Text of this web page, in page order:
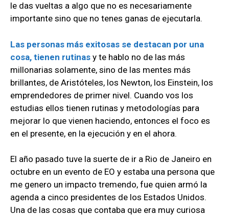
le das vueltas a algo que no es necesariamente
importante sino que no tenes ganas de ejecutarla.
Las personas más exitosas se destacan por una
cosa, tienen rutinas y te hablo no de las más
millonarias solamente, sino de las mentes más
brillantes, de Aristóteles, los Newton, los Einstein, los
emprendedores de primer nivel. Cuando vos los
estudias ellos tienen rutinas y metodologías para
mejorar lo que vienen haciendo, entonces el foco es
en el presente, en la ejecución y en el ahora.
El año pasado tuve la suerte de ir a Rio de Janeiro en
octubre en un evento de EO y estaba una persona que
me genero un impacto tremendo, fue quien armó la
agenda a cinco presidentes de los Estados Unidos.
Una de las cosas que contaba que era muy curiosa